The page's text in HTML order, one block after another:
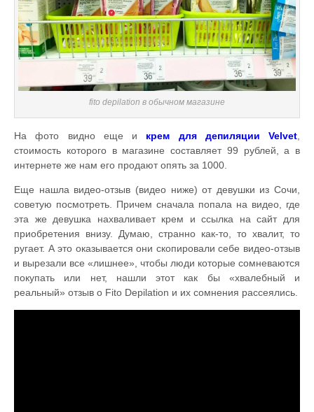
fito depilation в обычном магазине
На фото видно еще и крем для депиляции Velvet,
стоимость которого в магазине составляет 99 рублей, а в
интернете же нам его продают опять за 1000.
Еще нашла видео-отзыв (видео ниже) от девушки из Сочи,
советую посмотреть. Причем сначала попала на видео, где
эта же девушка нахваливает крем и ссылка на сайт для
приобретения внизу. Думаю, странно как-то, то хвалит, то
ругает. А это оказывается они скопировали себе видео-отзыв
и вырезали все «лишнее», чтобы люди которые сомневаются
покупать или нет, нашли этот как бы «хвалебный и
реальный» отзыв о Fito Depilation и их сомнения рассеялись.